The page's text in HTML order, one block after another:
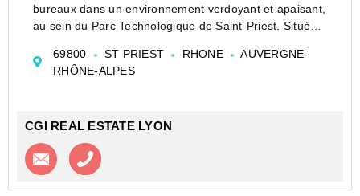
bureaux dans un environnement verdoyant et apaisant,
au sein du Parc Technologique de Saint-Priest. Situé
ce bien offre des espaces de travail flexibles e...
69800 ST PRIEST RHONE
AUVERGNE-
RHÔNE-ALPES
CGI REAL ESTATE LYON
Contacter l'agence